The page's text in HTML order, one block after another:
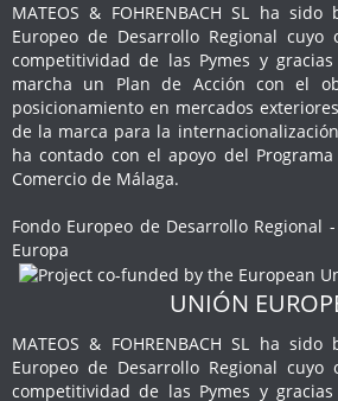
MATEOS & FOHRENBACH SL ha
Europeo de Desarrollo Regional
competitividad de las Pymes y
marcha un Plan de Acción con el
posicionamiento en mercados
de la marca para la
ha contado con el apoyo del
Comercio de Málaga.
Fondo Europeo de Desarrollo Regional
Europa
UNIÓN
MATEOS & FOHRENBACH SL ha
Europeo de Desarrollo Regional
competitividad de las Pymes y